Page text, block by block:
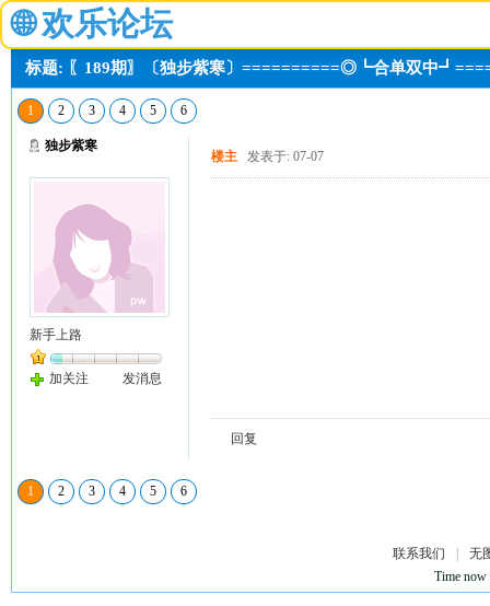
🌐 欢乐论坛
标题: 〖189期〗〔独步紫寒〕==========◎┗合单双中
1 2 3 4 5 6
独步紫寒
新手上路
加关注 发消息
楼主 发表于: 07-07
回复
1 2 3 4 5 6
联系我们
无
Time now